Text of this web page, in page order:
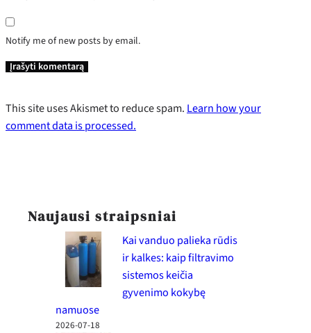
Notify me of new posts by email.
This site uses Akismet to reduce spam. Learn how your
comment data is processed.
Naujausi straipsniai
Kai vanduo palieka rūdis
ir kalkes: kaip filtravimo
sistemos keičia
gyvenimo kokybę
namuose
2026-07-18